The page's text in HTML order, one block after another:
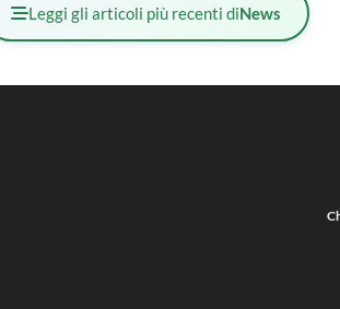
Leggi gli articoli più recenti diNews